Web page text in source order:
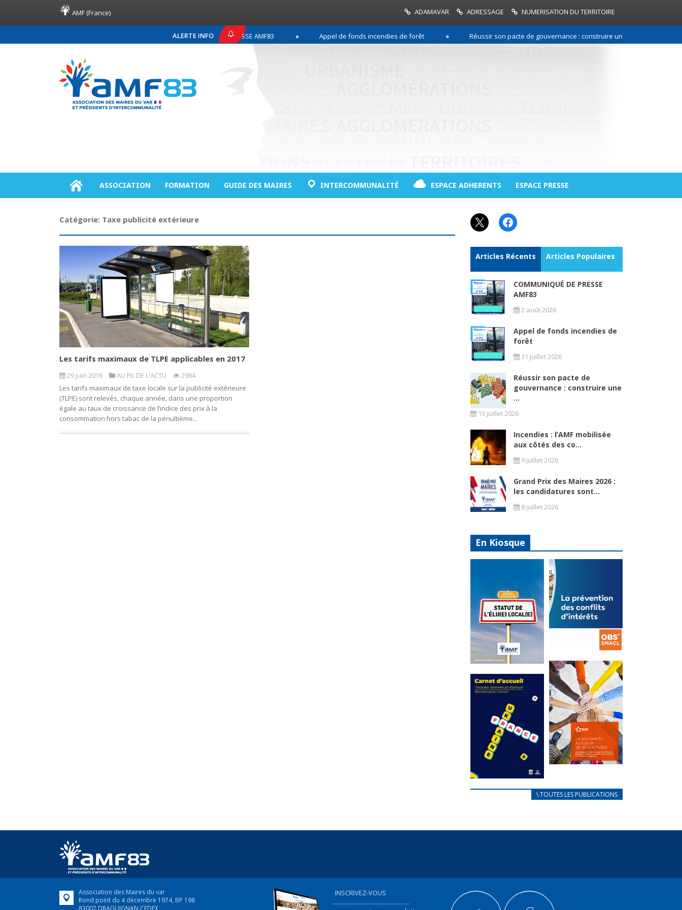
AMF (France) ADAMAVAR ADRESSAGE NUMERISATION DU TERRITOIRE
ALERTE INFO
COMMUNIQUÉ DE PRESSE AMF83 Appel de fonds incendies de forêt Réussir son pacte de gouvernance : construire une relation de
ASSOCIATION FORMATION GUIDE DES MAIRES INTERCOMMUNALITÉ ESPACE ADHERENTS ESPACE PRESSE
Catégorie: Taxe publicité extérieure
Les tarifs maximaux de TLPE applicables en 2017
29 juin 2016 AU FIL DE L'ACTU
2984
Les tarifs maximaux de taxe locale sur la publicité extérieure
(TLPE) sont relevés, chaque année, dans une proportion
égale au taux de croissance de l’indice des prix à la
consommation hors tabac de la pénultième...
X Facebook
Articles Récents Articles Populaires
COMMUNIQUÉ DE PRESSE
AMF83
2 août 2026
Appel de fonds incendies de
forêt
31 juillet 2026
Réussir son pacte de
gouvernance : construire une
...
13 juillet 2026
Incendies : l’AMF mobilisée
aux côtés des co...
9 juillet 2026
Grand Prix des Maires 2026 :
les candidatures sont...
8 juillet 2026
En Kiosque
Statut de
l’élu local
Mise à jour avril
2024
FEUILLETER
La
prévention
des conflits
d’intérêts
18 septembre 2023
FEUILLETER
au coeur de
nos actions
en France,...
FEUILLETER
\ TOUTES LES PUBLICATIONS
Association des Maires du var
Rond point du 4 décembre 1974, BP 198
83007 DRAGUIGNAN CEDEX
INSCRIVEZ-VOUS
...................................................